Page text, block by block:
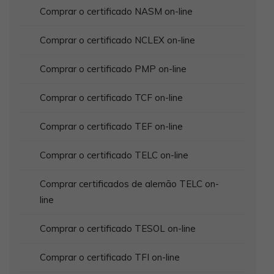
Comprar o certificado NASM on-line
Comprar o certificado NCLEX on-line
Comprar o certificado PMP on-line
Comprar o certificado TCF on-line
Comprar o certificado TEF on-line
Comprar o certificado TELC on-line
Comprar certificados de alemão TELC on-
line
Comprar o certificado TESOL on-line
Comprar o certificado TFI on-line